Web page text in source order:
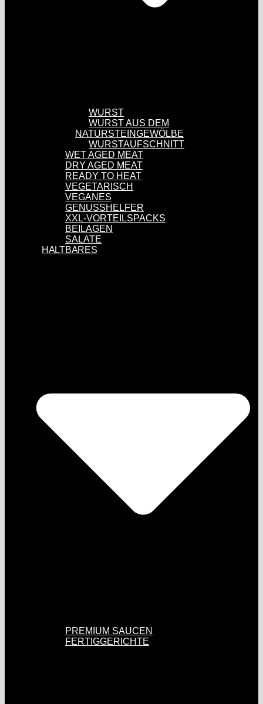
WURST
WURST AUS DEM
NATURSTEINGEWÖLBE
WURSTAUFSCHNITT
WET AGED MEAT
DRY AGED MEAT
READY TO HEAT
VEGETARISCH
VEGANES
GENUSSHELFER
XXL-VORTEILSPACKS
BEILAGEN
SALATE
HALTBARES
PREMIUM SAUCEN
FERTIGGERICHTE